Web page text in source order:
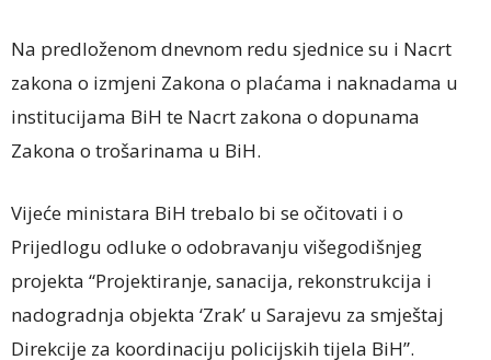
Na predloženom dnevnom redu sjednice su i Nacrt
zakona o izmjeni Zakona o plaćama i naknadama u
institucijama BiH te Nacrt zakona o dopunama
Zakona o trošarinama u BiH.
Vijeće ministara BiH trebalo bi se očitovati i o
Prijedlogu odluke o odobravanju višegodišnjeg
projekta “Projektiranje, sanacija, rekonstrukcija i
nadogradnja objekta ‘Zrak’ u Sarajevu za smještaj
Direkcije za koordinaciju policijskih tijela BiH”.